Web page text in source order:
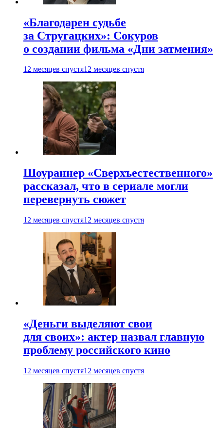
«Благодарен судьбе
за Стругацких»: Сокуров
о создании фильма «Дни затмения»
12 месяцев спустя12 месяцев спустя
Шоураннер «Сверхъестественного»
рассказал, что в сериале могли
перевернуть сюжет
12 месяцев спустя12 месяцев спустя
«Деньги выделяют свои
для своих»: актер назвал главную
проблему российского кино
12 месяцев спустя12 месяцев спустя